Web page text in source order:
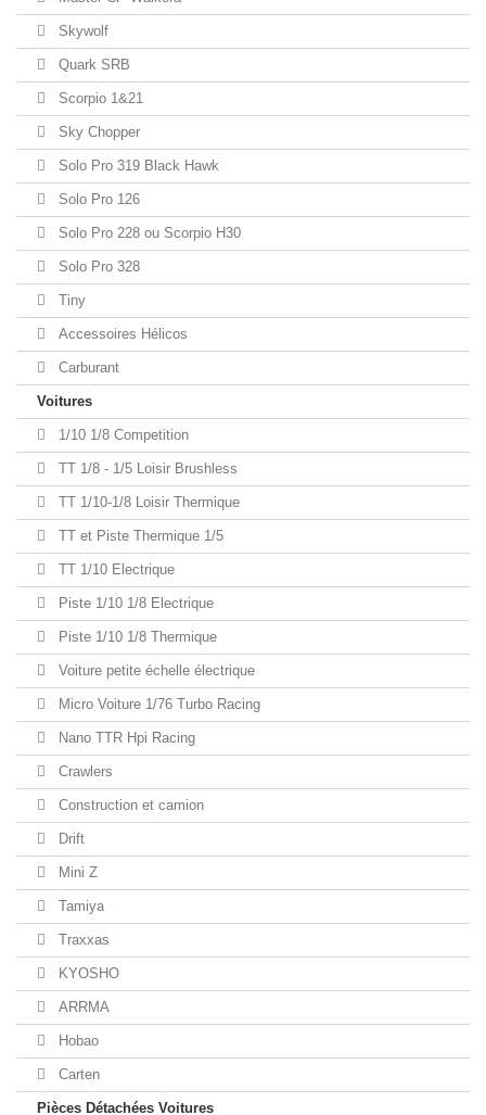
Skywolf
Quark SRB
Scorpio 1&21
Sky Chopper
Solo Pro 319 Black Hawk
Solo Pro 126
Solo Pro 228 ou Scorpio H30
Solo Pro 328
Tiny
Accessoires Hélicos
Carburant
Voitures
1/10 1/8 Competition
TT 1/8 - 1/5 Loisir Brushless
TT 1/10-1/8 Loisir Thermique
TT et Piste Thermique 1/5
TT 1/10 Electrique
Piste 1/10 1/8 Electrique
Piste 1/10 1/8 Thermique
Voiture petite échelle électrique
Micro Voiture 1/76 Turbo Racing
Nano TTR Hpi Racing
Crawlers
Construction et camion
Drift
Mini Z
Tamiya
Traxxas
KYOSHO
ARRMA
Hobao
Carten
Pièces Détachées Voitures